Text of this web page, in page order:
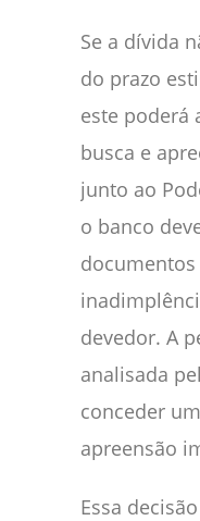
Se a dívida
do prazo
este poderá
busca e
junto ao
o banco
devedor. A
analisada
conceder
apreensão
Essa